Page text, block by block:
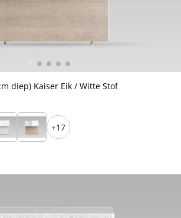
diep) Kaiser Eik / Witte Stof
+17